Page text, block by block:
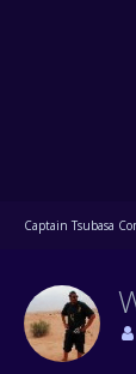
Captain Tsubasa